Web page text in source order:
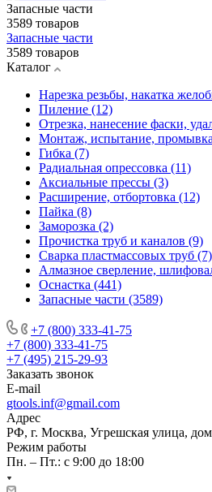
Запасные части
3589 товаров
Запасные части
3589 товаров
Каталог
Нарезка резьбы, накатка
Пиление (12)
Отрезка, нанесение фаски,
Монтаж, испытание,
Гибка (7)
Радиальная опрессовка (11)
Аксиальные прессы (3)
Расширение, отбортовка (12)
Пайка (8)
Заморозка (2)
Прочистка труб и каналов (9)
Сварка пластмассовых труб (7)
Алмазное сверление,
Оснастка (441)
Запасные части (3589)
+7 (800) 333-41-75
+7 (800) 333-41-75
+7 (495) 215-29-93
Заказать звонок
E-mail
gtools.inf@gmail.com
Адрес
РФ, г. Москва, Угрешская улица,
Режим работы
Пн. – Пт.: с 9:00 до 18:00